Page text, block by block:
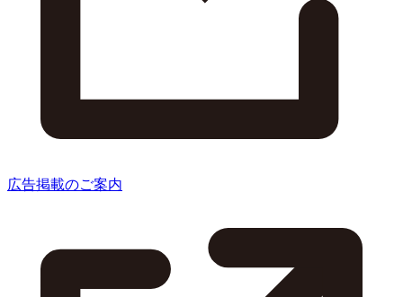
広告掲載のご案内